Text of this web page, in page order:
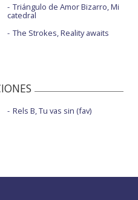
Triángulo de Amor Bizarro, Mi
catedral
The Strokes, Reality awaits
Rels B, Tu vas sin (fav)